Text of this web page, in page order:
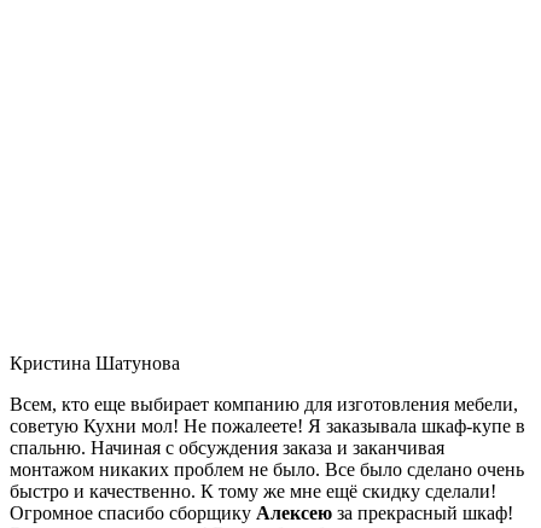
Кристина Шатунова
Всем, кто еще выбирает компанию для изготовления мебели,
советую Кухни мол! Не пожалеете! Я заказывала шкаф-купе в
спальню. Начиная с обсуждения заказа и заканчивая
монтажом никаких проблем не было. Все было сделано очень
быстро и качественно. К тому же мне ещё скидку сделали!
Огромное спасибо сборщику Алексею за прекрасный шкаф!